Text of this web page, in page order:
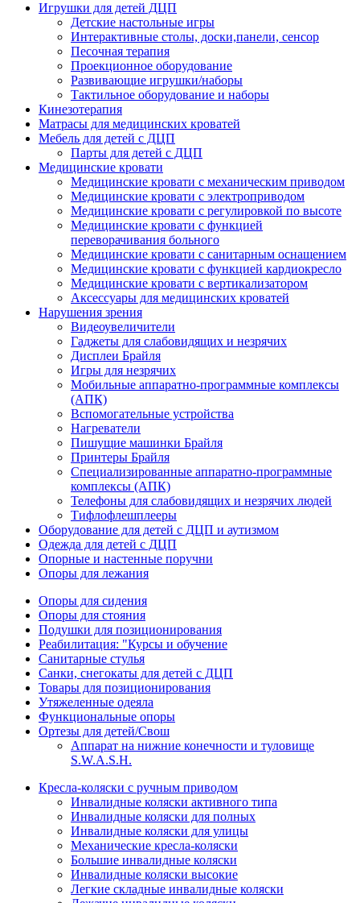
Игрушки для детей ДЦП
Детские настольные игры
Интерактивные столы, доски,панели, сенсор
Песочная терапия
Проекционное оборудование
Развивающие игрушки/наборы
Тактильное оборудование и наборы
Кинезотерапия
Матрасы для медицинских кроватей
Мебель для детей с ДЦП
Парты для детей с ДЦП
Медицинские кровати
Медицинские кровати с механическим приводом
Медицинские кровати с электроприводом
Медицинские кровати с регулировкой по высоте
Медицинские кровати с функцией
переворачивания больного
Медицинские кровати с санитарным оснащением
Медицинские кровати с функцией кардиокресло
Медицинские кровати с вертикализатором
Аксессуары для медицинских кроватей
Нарушения зрения
Видеоувеличители
Гаджеты для слабовидящих и незрячих
Дисплеи Брайля
Игры для незрячих
Мобильные аппаратно-программные комплексы
(АПК)
Вспомогательные устройства
Нагреватели
Пишущие машинки Брайля
Принтеры Брайля
Специализированные аппаратно-программные
комплексы (АПК)
Телефоны для слабовидящих и незрячих людей
Тифлофлешплееры
Оборудование для детей с ДЦП и аутизмом
Одежда для детей с ДЦП
Опорные и настенные поручни
Опоры для лежания
Опоры для сидения
Опоры для стояния
Подушки для позиционирования
Реабилитация: "Курсы и обучение
Санитарные стулья
Санки, снегокаты для детей с ДЦП
Товары для позиционирования
Утяжеленные одеяла
Функциональные опоры
Ортезы для детей/Свош
Аппарат на нижние конечности и туловище
S.W.A.S.H.
Кресла-коляски с ручным приводом
Инвалидные коляски активного типа
Инвалидные коляски для полных
Инвалидные коляски для улицы
Механические кресла-коляски
Большие инвалидные коляски
Инвалидные коляски высокие
Легкие складные инвалидные коляски